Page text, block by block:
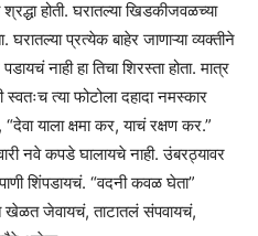
होती. घरातल्या खिडकीजवळच्या
प्रत्येक बाहेर जाणाऱ्या व्यक्तीने
नाही हा तिचा शिरस्ता होता. मात्र
स्वतःच त्या फोटोला दहादा नमस्कार
याला क्षमा कर, याचं रक्षण कर.”
नवे कपडे घालायचे नाही. उंबरठ्यावर
शिंपडायचं. “वदनी कवळ घेता”
खेळत जेवायचं, ताटातलं संपवायचं,